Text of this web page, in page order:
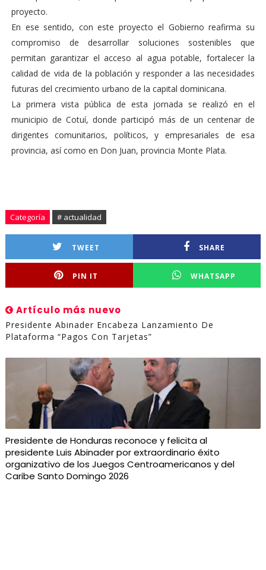
proyecto.
En ese sentido, con este proyecto el Gobierno reafirma su
compromiso de desarrollar soluciones sostenibles que
permitan garantizar el acceso al agua potable, fortalecer la
calidad de vida de la población y responder a las necesidades
futuras del crecimiento urbano de la capital dominicana.
La primera vista pública de esta jornada se realizó en el
municipio de Cotuí, donde participó más de un centenar de
dirigentes comunitarios, políticos, y empresariales de esa
provincia, así como en Don Juan, provincia Monte Plata.
Categoría # actualidad
TWEET SHARE
PIN IT WHATSAPP
Artículo más nuevo
Presidente Abinader Encabeza Lanzamiento De
Plataforma “Pagos Con Tarjetas”
Presidente de Honduras reconoce y felicita al
presidente Luis Abinader por extraordinario éxito
organizativo de los Juegos Centroamericanos y del
Caribe Santo Domingo 2026